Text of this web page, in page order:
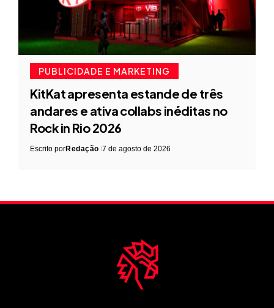
PUBLICIDADE E MARKETING
KitKat apresenta estande de três
andares e ativa collabs inéditas no
Rock in Rio 2026
Escrito porRedação 7 de agosto de 2026